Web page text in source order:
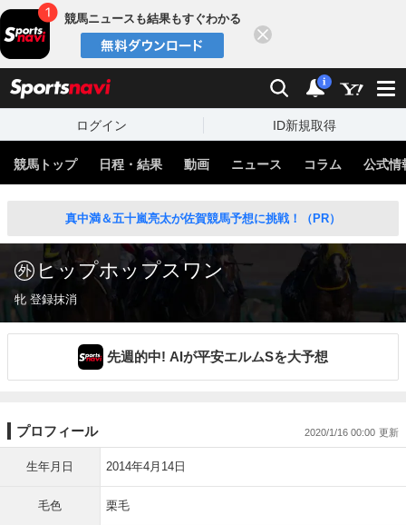
競馬ニュースも結果もすぐわかる
検索 通知
i
ログイン ID新規取得
競馬トップ 日程・結果 動画 ニュース コラム 公式情
真中満＆五十嵐亮太が佐賀競馬予想に挑戦！（PR）
ヒップホップスワン
牝 登録抹消
先週的中! AIが平安エルムSを大予想
プロフィール 2020/1/16 00:00
生年月日 2014年4月14日
毛色 栗毛